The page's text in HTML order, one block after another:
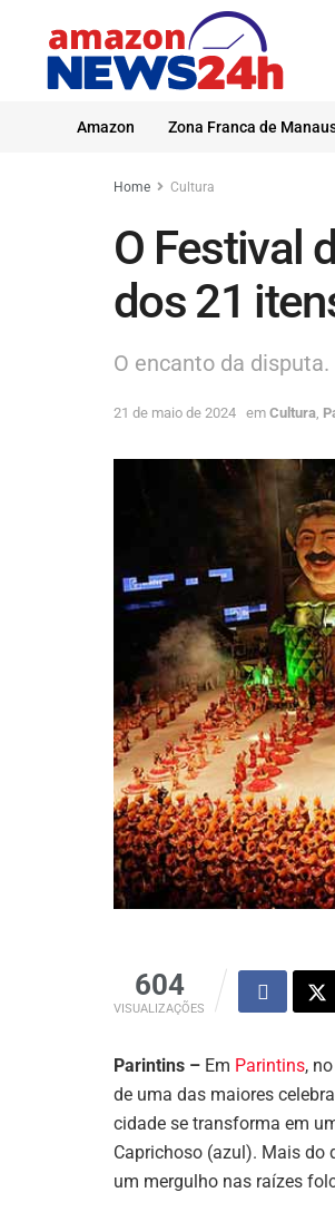
Amazon Zona Franca de
Home Cultura
O Festival
dos 21
O encanto da disputa.
21 de maio de 2024 em Cultura
604
VISUALIZAÇÕES
Parintins – Em Parintins,
de uma das maiores
cidade se transforma em
Caprichoso (azul). Mais do
um mergulho nas raízes